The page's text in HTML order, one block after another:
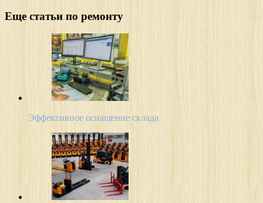
Еще статьи по ремонту
Эффективное оснащение склада